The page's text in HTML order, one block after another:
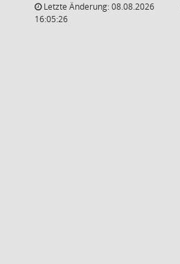
Letzte Änderung: 08.08.2026
16:05:26